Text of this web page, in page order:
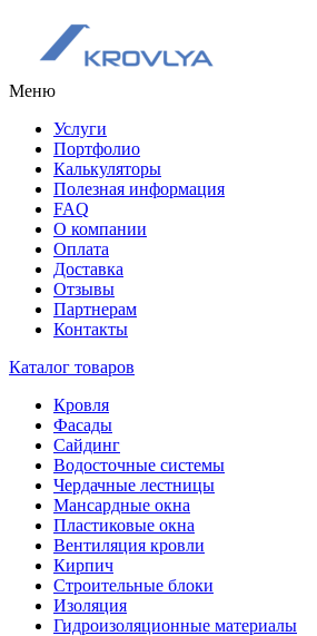
Меню
Услуги
Портфолио
Калькуляторы
Полезная информация
FAQ
О компании
Оплата
Доставка
Отзывы
Партнерам
Контакты
Каталог товаров
Кровля
Фасады
Сайдинг
Водосточные системы
Чердачные лестницы
Мансардные окна
Пластиковые окна
Вентиляция кровли
Кирпич
Строительные блоки
Изоляция
Гидроизоляционные материалы